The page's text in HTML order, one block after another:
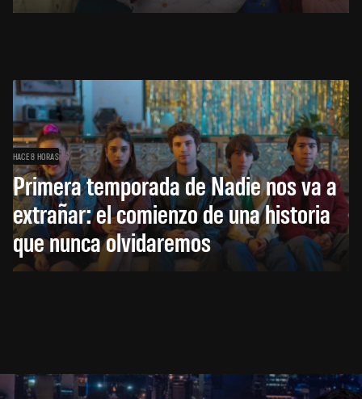
HACE 8 HORAS
Primera temporada de Nadie nos va a
extrañar: el comienzo de una historia
que nunca olvidaremos